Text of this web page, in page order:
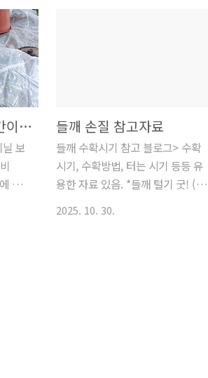
니 쌀
볼까
이 되
쑥
영상
듯
에
앗간
다
담
적
줄, 비타민, 쑥갓)가을 무 모종과 갓
씨 파종, 마당 기록 (경아, 9/14)#
비탈 밭 왼쪽 - 1/3, 왼쪽 1줄 갓씨
파종, 돋은 각종 모종 펼쳐서 이식
함(상추씨, 아욱 등은 새가 먹었는
지 안나고 열무 만 나옴), 남은 밭
마당 쌈채밭 월동기 (간이온실, 비닐하우스)
보
쓰
들깨 손질 참고자료
들깨 수확시기 참고 블로그> 수확
시기, 수확방법, 터는 시기 등등 유
용한 자료 있음. *들깨 털기 굿! (다
2025. 10. 30.